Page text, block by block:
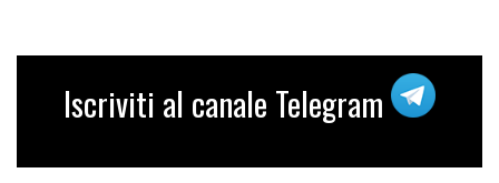
Iscriviti al canale Telegram